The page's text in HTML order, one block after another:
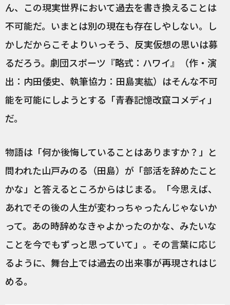
ん、この現実世界において過去を書き換えることは
不可能だ。いまとは別の現在も存在しやしない。し
かしだからこそよりいっそう、反実仮想の思いは募
るだろう。劇団スポーツ『略式：ハワイ』（作・演
出：内田倭史、執筆協力：田島実紘）はそんな不可
能を可能にしようとする「青春記憶改竄コメディ」
だ。
物語は「何か後悔していることはありますか？」と
問われた山戸みのる（田島）が「部活を辞めたこと
かな」と答えるところからはじまる。「今思えば、
あれでその後の人生が変わっちゃったんじゃないか
って。あの時辞めなきゃよかったのかな、みたいな
ことを今でもずっと思っていて」。その言葉に応じ
るように、舞台上では過去の出来事が再現されはじ
める。